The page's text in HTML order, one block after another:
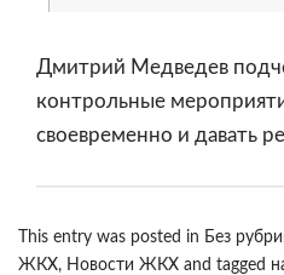
Дмитрий Медведев
контрольные
своевременно и давать
This entry was posted in Без
ЖКХ, Новости ЖКХ and tagged